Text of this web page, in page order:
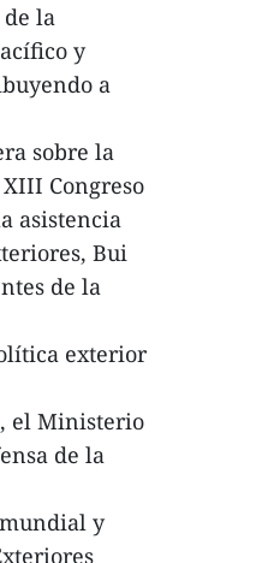
la
y
a
sobre la
Congreso
asistencia
Bui
de la
exterior
el Ministerio
de la
y